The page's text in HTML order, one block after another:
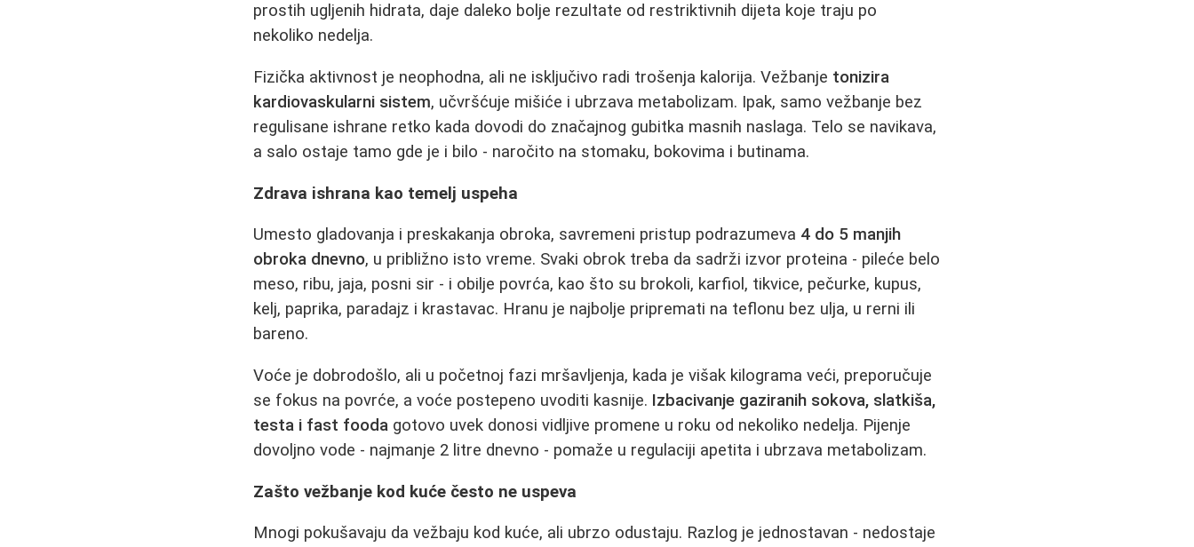
prostih ugljenih hidrata, daje daleko bolje rezultate od restriktivnih dijeta koje traju po
nekoliko nedelja.
Fizička aktivnost je neophodna, ali ne isključivo radi trošenja kalorija. Vežbanje tonizira
kardiovaskularni sistem, učvršćuje mišiće i ubrzava metabolizam. Ipak, samo vežbanje bez
regulisane ishrane retko kada dovodi do značajnog gubitka masnih naslaga. Telo se navikava,
a salo ostaje tamo gde je i bilo - naročito na stomaku, bokovima i butinama.
Zdrava ishrana kao temelj uspeha
Umesto gladovanja i preskakanja obroka, savremeni pristup podrazumeva 4 do 5 manjih
obroka dnevno, u približno isto vreme. Svaki obrok treba da sadrži izvor proteina - pileće belo
meso, ribu, jaja, posni sir - i obilje povrća, kao što su brokoli, karfiol, tikvice, pečurke, kupus,
kelj, paprika, paradajz i krastavac. Hranu je najbolje pripremati na teflonu bez ulja, u rerni ili
bareno.
Voće je dobrodošlo, ali u početnoj fazi mršavljenja, kada je višak kilograma veći, preporučuje
se fokus na povrće, a voće postepeno uvoditi kasnije. Izbacivanje gaziranih sokova, slatkiša,
testa i fast fooda gotovo uvek donosi vidljive promene u roku od nekoliko nedelja. Pijenje
dovoljno vode - najmanje 2 litre dnevno - pomaže u regulaciji apetita i ubrzava metabolizam.
Zašto vežbanje kod kuće često ne uspeva
Mnogi pokušavaju da vežbaju kod kuće, ali ubrzo odustaju. Razlog je jednostavan - nedostaje